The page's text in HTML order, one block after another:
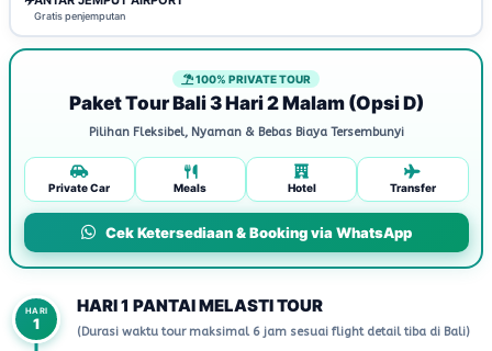
Gratis penjemputan
100% PRIVATE TOUR
Paket Tour Bali 3 Hari 2 Malam (Opsi D)
Pilihan Fleksibel, Nyaman & Bebas Biaya Tersembunyi
Private Car Meals Hotel Transfer
Cek Ketersediaan & Booking via WhatsApp
HARI
1
HARI 1 PANTAI MELASTI TOUR
(Durasi waktu tour maksimal 6 jam sesuai flight detail tiba di Bali)